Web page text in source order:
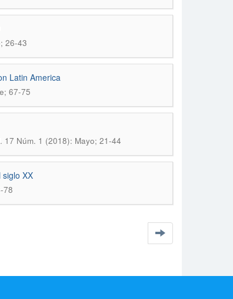
26-43
Latin America
67-75
17 Núm. 1 (2018): Mayo; 21-44
XX
78